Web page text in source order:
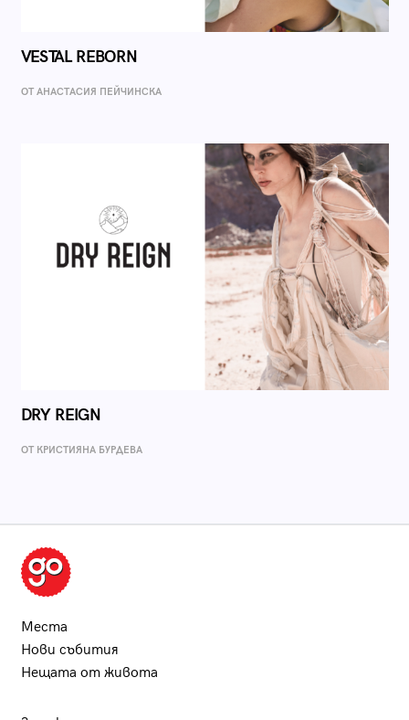
VESTAL REBORN
ОТ AНАСТАСИЯ ПЕЙЧИНСКА
DRY REIGN
ОТ КРИСТИЯНА БУРДЕВА
Места
Нови събития
Нещата от живота